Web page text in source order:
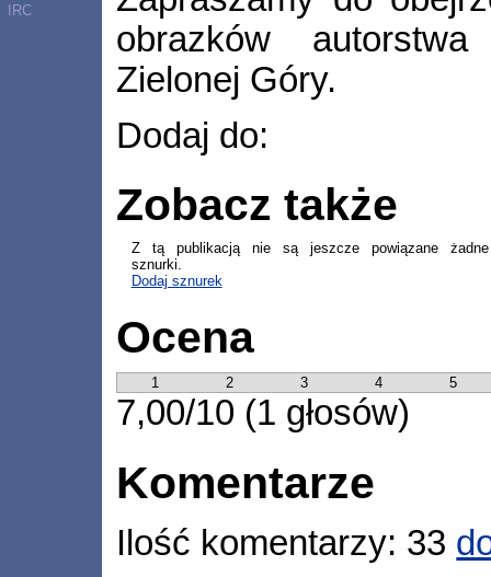
IRC
obrazków
Zielonej Góry.
Dodaj do:
Zobacz także
Z tą publikacją nie są jeszcze powiązane żadne
sznurki.
Dodaj sznurek
Ocena
1 2 3 4 5
7,00/10 (1 głosów)
Komentarze
Ilość komentarzy: 33